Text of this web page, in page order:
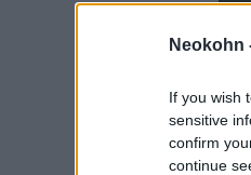
Neokohn
If you wish
sensitive
confirm
continue